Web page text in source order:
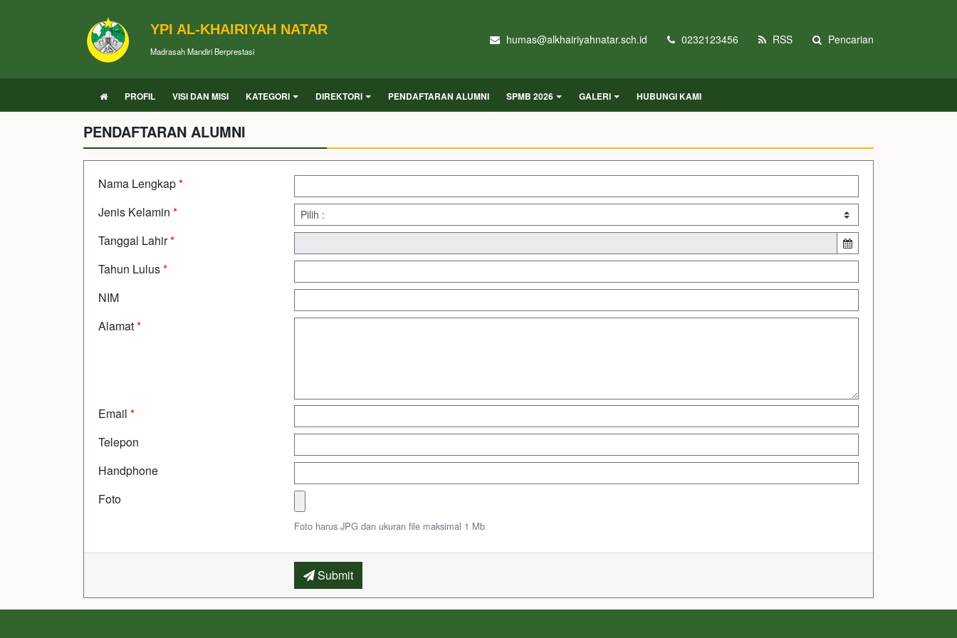
YPI AL-KHAIRIYAH NATAR
Madrasah Mandiri Berprestasi
humas@alkhairiyahnatar.sch.id 0232123456 RSS Pencarian
PROFIL VISI DAN MISI KATEGORI DIREKTORI PENDAFTARAN ALUMNI SPMB 2026 GALERI HUBUNGI KAMI
PENDAFTARAN ALUMNI
Nama Lengkap*
Jenis Kelamin *
Tanggal Lahir*
Tahun Lulus*
NIM
Alamat*
Email *
Telepon
Handphone
Foto
Foto harus JPG dan ukuran file maksimal 1 Mb
Submit